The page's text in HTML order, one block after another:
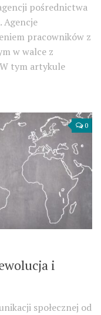
pośrednictwa
Agencje
pracowników z
w walce z
tym artykule
0
i
społecznej od